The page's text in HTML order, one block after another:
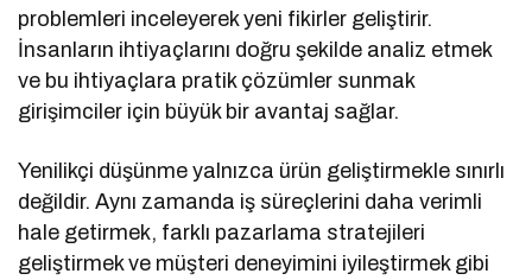
problemleri inceleyerek yeni fikirler geliştirir.
İnsanların ihtiyaçlarını doğru şekilde analiz etmek
ve bu ihtiyaçlara pratik çözümler sunmak
girişimciler için büyük bir avantaj sağlar.
Yenilikçi düşünme yalnızca ürün geliştirmekle sınırlı
değildir. Aynı zamanda iş süreçlerini daha verimli
hale getirmek, farklı pazarlama stratejileri
geliştirmek ve müşteri deneyimini iyileştirmek gibi